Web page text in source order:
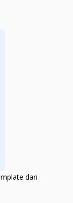
dari